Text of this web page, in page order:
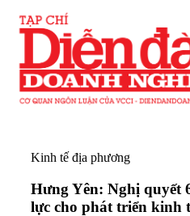
Kinh tế địa phương
Hưng Yên: Nghị quyết
lực cho phát triển kinh